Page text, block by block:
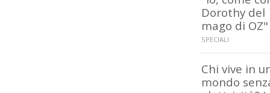
Dorothy del
mago di OZ"
SPECIALI
Chi vive in
mondo